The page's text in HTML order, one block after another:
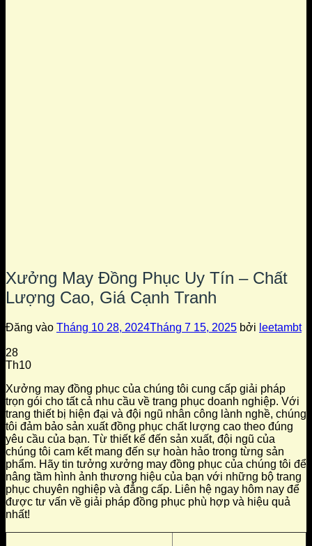
Xưởng May Đồng Phục Uy Tín – Chất
Lượng Cao, Giá Cạnh Tranh
Đăng vào Tháng 10 28, 2024Tháng 7 15, 2025 bởi leetambt
28
Th10
Xưởng may đồng phục của chúng tôi cung cấp giải pháp
trọn gói cho tất cả nhu cầu về trang phục doanh nghiệp. Với
trang thiết bị hiện đại và đội ngũ nhân công lành nghề, chúng
tôi đảm bảo sản xuất đồng phục chất lượng cao theo đúng
yêu cầu của bạn. Từ thiết kế đến sản xuất, đội ngũ của
chúng tôi cam kết mang đến sự hoàn hảo trong từng sản
phẩm. Hãy tin tưởng xưởng may đồng phục của chúng tôi để
nâng tầm hình ảnh thương hiệu của bạn với những bộ trang
phục chuyên nghiệp và đẳng cấp. Liên hệ ngay hôm nay để
được tư vấn về giải pháp đồng phục phù hợp và hiệu quả
nhất!